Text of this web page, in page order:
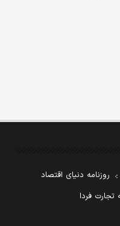
روزنامه دنیای اقتصاد
تجارت فردا